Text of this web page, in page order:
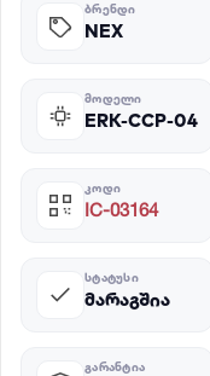
ᲑᲠᲔᲜᲓᲘ
NEX
ᲛᲝᲓᲔᲚᲘ
ERK-CCP-04
ᲙᲝᲓᲘ
IC-03164
ᲡᲢᲐᲢᲣᲡᲘ
მარაგშია
ᲒᲐᲠᲐᲜᲢᲘᲐ